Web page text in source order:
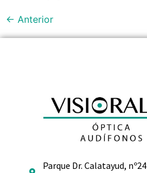
← Anterior
Parque Dr. Calatayud, nº24